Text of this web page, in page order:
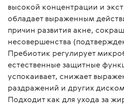
высокой концентрации и
обладает выраженным
причин развития акне,
несовершенства
Пребиотик регулирует
естественные защитные
успокаивает, снижает
раздражений и других
Подходит как для ухода за